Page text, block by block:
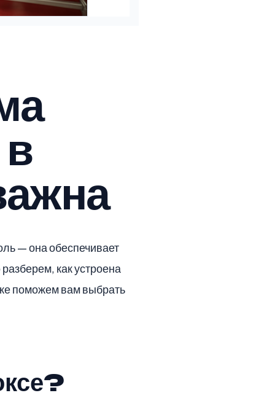
— она обеспечивает
как устроена
поможем вам выбрать